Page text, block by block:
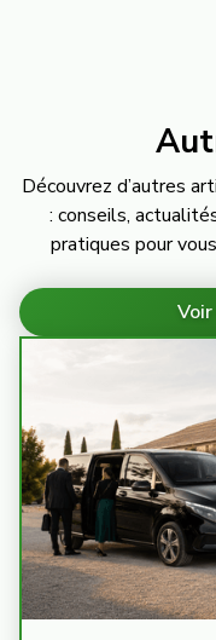
Découvrez d’autres
: conseils,
pratiques pour